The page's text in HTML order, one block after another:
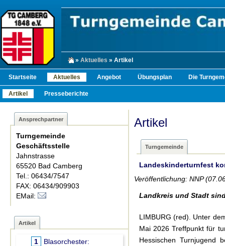
» Aktuelles » Artikel
Startseite Aktuelles Angebot Übungsplan Die
Artikel Presseberichte
Ansprechpartner
Turngemeinde
Geschäftsstelle
Jahnstrasse
65520 Bad Camberg
Tel.: 06434/7547
FAX: 06434/909903
EMail:
Artikel
1
Blasorchester:
Artikel
Turngemeinde
Landeskinderturnfest
Veröffentlichung: NNP
Landkreis und Stadt
LIMBURG (red). Unter
Mai 2026 Treffpunkt für
Hessischen Turnjugend